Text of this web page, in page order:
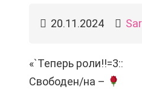
20.11.2024
«`Теперь роли!!=3::
Свободен/на –